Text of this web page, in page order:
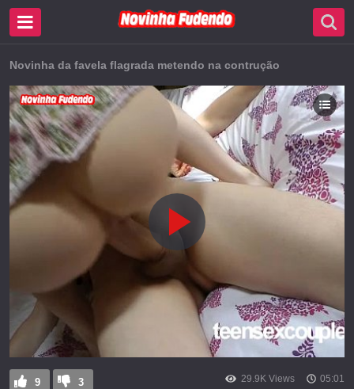
Novinha da favela flagrada metendo na contrução
9 3 29.9K Views 05:01